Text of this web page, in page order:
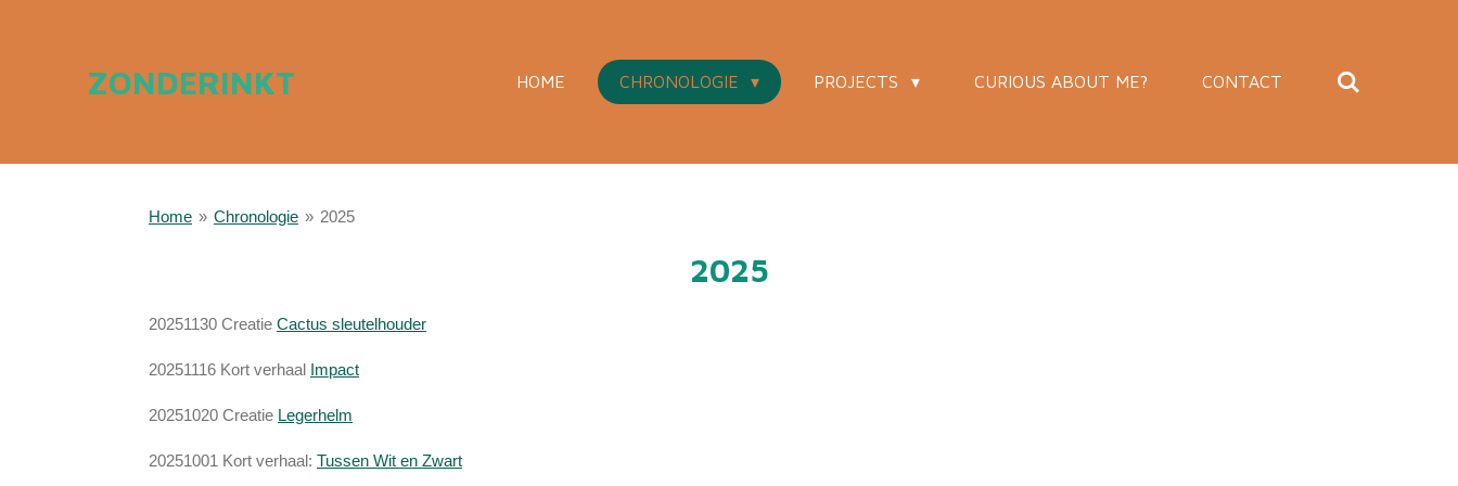
ZONDERINKT HOME CHRONOLOGIE PROJECTS CURIOUS ABOUT ME? CONTACT
Home » Chronologie » 2025
2025
20251130 Creatie Cactus sleutelhouder
20251116 Kort verhaal Impact
20251020 Creatie Legerhelm
20251001 Kort verhaal: Tussen Wit en Zwart